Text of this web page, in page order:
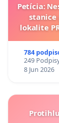
Petícia:
stanice
lokalite
784
249
8 Jun 2026